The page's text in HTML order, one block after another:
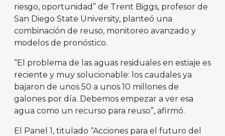
riesgo, oportunidad” de Trent Biggs, profesor de
San Diego State University, planteó una
combinación de reuso, monitoreo avanzado y
modelos de pronóstico.
“El problema de las aguas residuales en estiaje es
reciente y muy solucionable: los caudales ya
bajaron de unos 50 a unos 10 millones de
galones por día. Debemos empezar a ver esa
agua como un recurso para reuso”, afirmó.
El Panel 1, titulado “Acciones para el futuro del